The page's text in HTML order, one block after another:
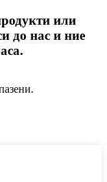
или
до нас и ние